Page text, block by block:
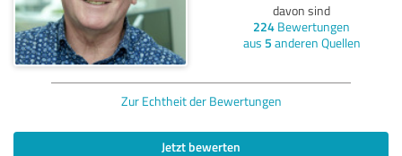
davon sind
224 Bewertungen
aus 5 anderen Quellen
Zur Echtheit der Bewertungen
Jetzt bewerten